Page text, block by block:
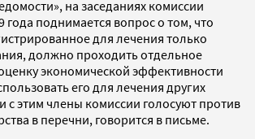
на заседаниях комиссии
года поднимается вопрос о том, что
для лечения только
должно проходить отдельное
экономической эффективности
его для лечения других
с этим члены комиссии голосуют против
в перечни, говорится в письме.